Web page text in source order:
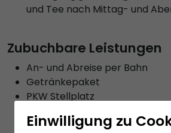
und Tee nach Mittag- und
Zubuchbare Leistungen
An- und Abreise per Bahn
Getränkepaket
PKW Stellplatz
Einwilligung zu